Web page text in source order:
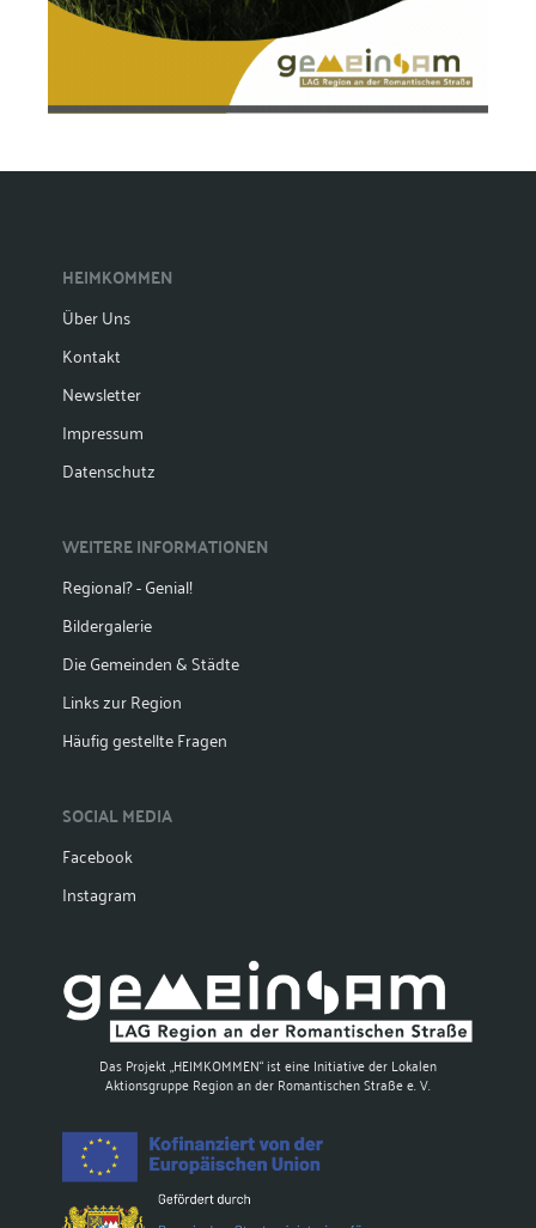
HEIMKOMMEN
Über Uns
Kontakt
Newsletter
Impressum
Datenschutz
WEITERE INFORMATIONEN
Regional? - Genial!
Bildergalerie
Die Gemeinden & Städte
Links zur Region
Häufig gestellte Fragen
SOCIAL MEDIA
Facebook
Instagram
Das Projekt „HEIMKOMMEN“ ist eine Initiative der Lokalen
Aktionsgruppe Region an der Romantischen Straße e. V.